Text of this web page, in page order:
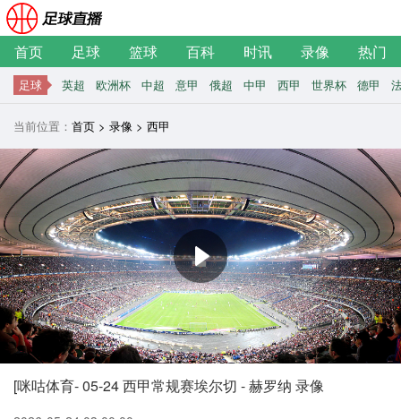
首页 足球 篮球 百科 时讯 录像 热门
足球 英超 欧洲杯 中超 意甲 俄超 中甲 西甲 世界杯 德甲
当前位置： 首页 > 录像 > 西甲
[咪咕体育- 05-24 西甲常规赛埃尔切 - 赫罗纳 录像